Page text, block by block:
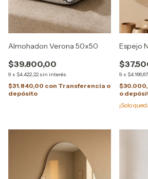
Almohadon Verona 50x50
$39.800,00
9 x $4.422,22 sin interés
$31.840,00 con Transferencia o
depósito
Espejo
9 x $4.166,67
o
¡Solo